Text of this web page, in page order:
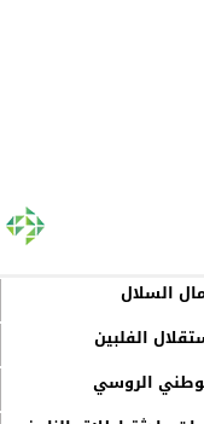
السلال
الفلبين
الروسي